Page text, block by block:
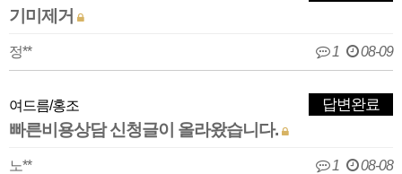
기미제거
정** 1 08-09
여드름/홍조
빠른비용상담 신청글이 올라왔습니다.
답변완료
노** 1 08-08